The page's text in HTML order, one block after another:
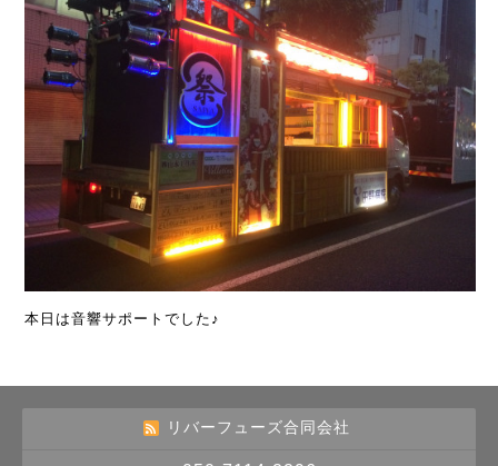
本日は音響サポートでした♪
リバーフューズ合同会社